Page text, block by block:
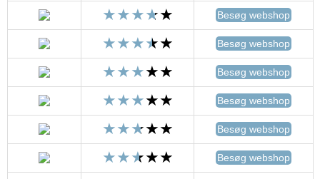
Besøg webshop
Besøg webshop
Besøg webshop
Besøg webshop
Besøg webshop
Besøg webshop